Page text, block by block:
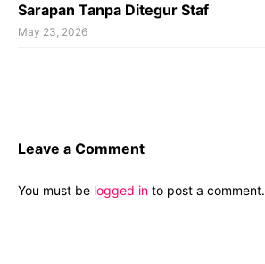
Sarapan Tanpa Ditegur Staf
May 23, 2026
Leave a Comment
You must be logged in to post a comment.